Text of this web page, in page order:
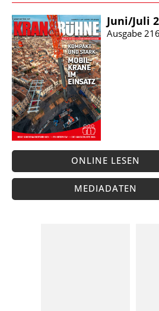
Juni/​Juli
Ausgabe 216
ONLINE LESEN
MEDIADATEN